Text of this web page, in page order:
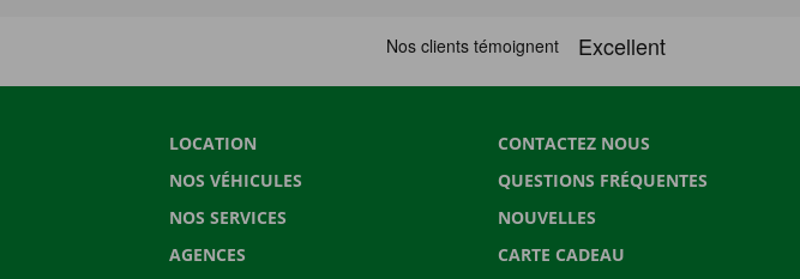
LOCATION
NOS VÉHICULES
NOS SERVICES
AGENCES
CONTACTEZ NOUS
QUESTIONS FRÉQUENTES
NOUVELLES
CARTE CADEAU